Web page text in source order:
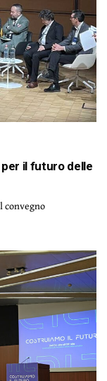
il futuro delle
convegno